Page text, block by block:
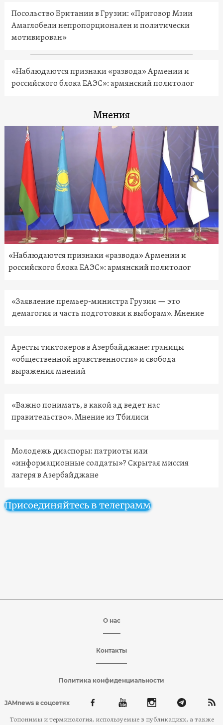
Посольство Британии в Грузии: «Приговор Мзии
Амаглобели непропорционален и политически
мотивирован»
«Наблюдаются признаки «развода» Армении и
российского блока ЕАЭС»: армянский политолог
Мнения
«Наблюдаются признаки «развода» Армении и
российского блока ЕАЭС»: армянский политолог
«Заявление премьер-министра Грузии — это
демагогия и часть подготовки к выборам». Мнение
Аресты тиктокеров в Азербайджане: границы
«общественной нравственности» и свобода
выражения мнений
«Важно понимать, в какой ад ведет нас
правительство». Мнение из Тбилиси
Молодежь диаспоры: патриоты или
«информационные солдаты»? Скрытая миссия
лагеря в Азербайджане
Присоединяйтесь в телеграмм
О нас
Контакты
Политика конфиденциальности
JAMnews в соцсетях
Топонимы и терминология, используемые в публикациях, а также